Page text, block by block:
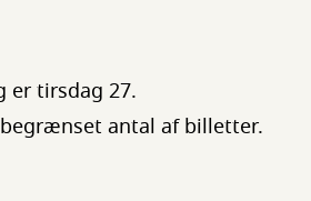
er tirsdag 27.
antal af billetter.